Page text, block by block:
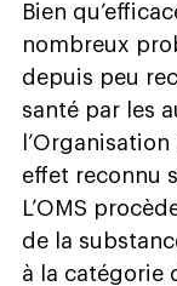
Bien
nombreux
depuis peu
santé par les
effet reconnu
L’OMS
de la
à la catégorie